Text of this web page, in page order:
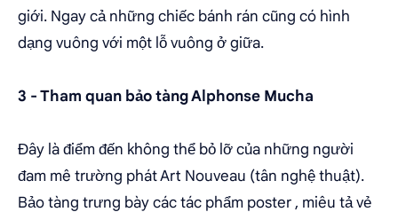
giới. Ngay cả những chiếc bánh rán cũng có hình
dạng vuông với một lỗ vuông ở giữa.
3 - Tham quan bảo tàng Alphonse Mucha
Đây là điểm đến không thể bỏ lỡ của những người
đam mê trường phát Art Nouveau (tân nghệ thuật).
Bảo tàng trưng bày các tác phẩm poster , miêu tả vẻ